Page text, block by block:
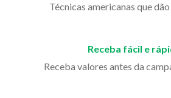
Técnicas americanas que
Receba fácil e
Receba valores antes da